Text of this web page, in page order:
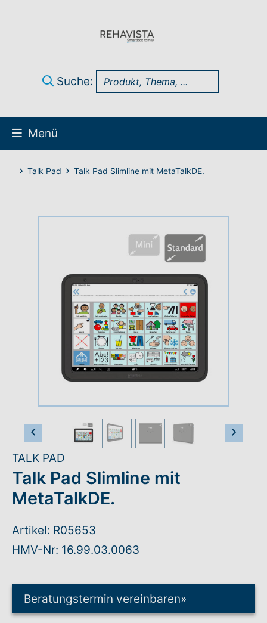
Suche:
Menü
Über uns
Rundum-Service
Hilfe + Kontakt
Newsletter
Beratungsanfrage
Anmelden
Talk Pad Talk Pad Slimline mit MetaTalkDE.
Vorheriges Bild
TALK PAD
Talk Pad Slimline mit
MetaTalkDE.
Artikel: R05653
HMV-Nr: 16.99.03.0063
Beratungstermin vereinbaren»